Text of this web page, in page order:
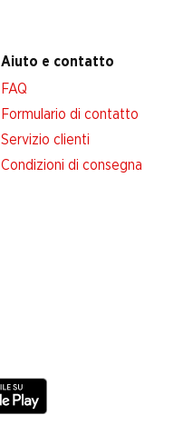
Aiuto e contatto
FAQ
Formulario di contatto
Servizio clienti
Condizioni di consegna